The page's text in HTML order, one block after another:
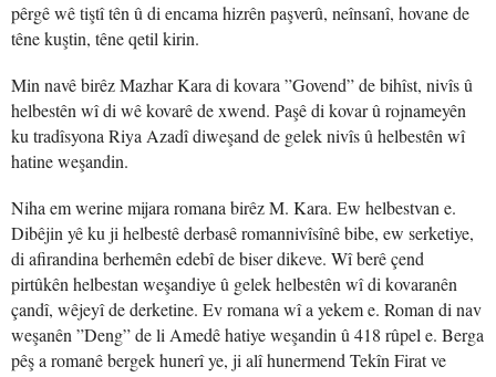
pêrgê wê tiştî tên û di encama hizrên paşverû, neînsanî, hovane de
têne kuştin, têne qetil kirin.
Min navê birêz Mazhar Kara di kovara ”Govend” de bihîst, nivîs û
helbestên wî di wê kovarê de xwend. Paşê di kovar û rojnameyên
ku tradîsyona Riya Azadî diweşand de gelek nivîs û helbestên wî
hatine weşandin.
Niha em werine mijara romana birêz M. Kara. Ew helbestvan e.
Dibêjin yê ku ji helbestê derbasê romannivîsînê bibe, ew serketiye,
di afirandina berhemên edebî de biser dikeve. Wî berê çend
pirtûkên helbestan weşandiye û gelek helbestên wî di kovaranên
çandî, wêjeyî de derketine. Ev romana wî a yekem e. Roman di nav
weşanên ”Deng” de li Amedê hatiye weşandin û 418 rûpel e. Berga
pêş a romanê bergek hunerî ye, ji alî hunermend Tekîn Firat ve